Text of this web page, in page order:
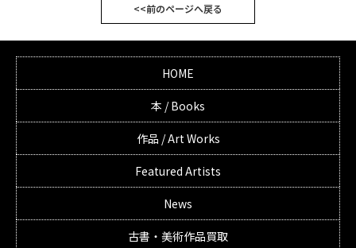
<<前のページへ戻る
HOME
本 / Books
作品 / Art Works
Featured Artists
News
古書・美術作品買取